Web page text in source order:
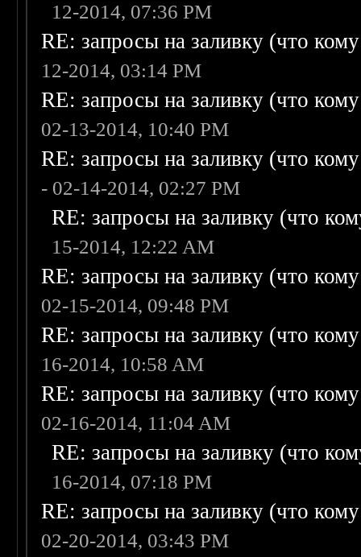
12-2014, 07:36 PM
RE: запросы на заливку (что
12-2014, 03:14 PM
RE: запросы на заливку (что
02-13-2014, 10:40 PM
RE: запросы на заливку (что
- 02-14-2014, 02:27 PM
RE: запросы на заливку (что
15-2014, 12:22 AM
RE: запросы на заливку (что
02-15-2014, 09:48 PM
RE: запросы на заливку (что
16-2014, 10:58 AM
RE: запросы на заливку (что
02-16-2014, 11:04 AM
RE: запросы на заливку (что
16-2014, 07:18 PM
RE: запросы на заливку (что
02-20-2014, 03:43 PM